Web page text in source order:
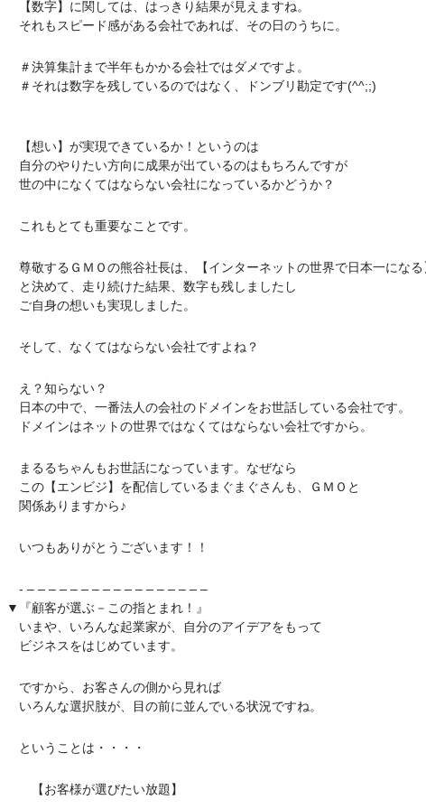
【数字】に関しては、はっきり結果が見えますね。
それもスピード感がある会社であれば、その日のうちに。
＃決算集計まで半年もかかる会社ではダメですよ。
＃それは数字を残しているのではなく、ドンブリ勘定です(^^;;)
【想い】が実現できているか！というのは
自分のやりたい方向に成果が出ているのはもちろんですが
世の中になくてはならない会社になっているかどうか？
これもとても重要なことです。
尊敬するＧＭＯの熊谷社長は、【インターネットの世界で日本一になる
と決めて、走り続けた結果、数字も残しましたし
ご自身の想いも実現しました。
そして、なくてはならない会社ですよね？
え？知らない？
日本の中で、一番法人の会社のドメインをお世話している会社です。
ドメインはネットの世界ではなくてはならない会社ですから。
まるるちゃんもお世話になっています。なぜなら
この【エンビジ】を配信しているまぐまぐさんも、ＧＭＯと
関係ありますから♪
いつもありがとうございます！！
- – – – – – – – – – – – – – – – – –
▼『顧客が選ぶ－この指とまれ！』
いまや、いろんな起業家が、自分のアイデアをもって
ビジネスをはじめています。
ですから、お客さんの側から見れば
いろんな選択肢が、目の前に並んでいる状況ですね。
ということは・・・・
【お客様が選びたい放題】